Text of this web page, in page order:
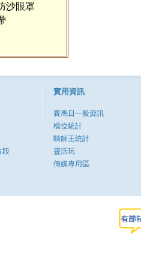
沙眼罩
段
實用資訊
賽馬日一般資訊
檔位統計
騎師王統計
靈活玩
傳媒專用區